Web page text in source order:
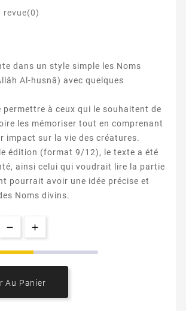
revue(0)
dans un style simple les Noms
Al-husnâ) avec quelques
permettre à ceux qui le souhaitent de
les mémoriser tout en comprenant
impact sur la vie des créatures.
édition (format 9/12), le texte a été
ainsi celui qui voudrait lire la partie
pourrait avoir une idée précise et
Noms divins.
Au Panier